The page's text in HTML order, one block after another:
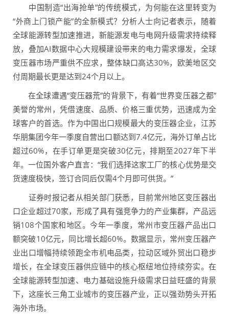
中国制造“出海抢单”的传统模式，为何能在这里转变为
“外商上门锁产能”的全新模式？分析人士向记者表示，随着
全球能源转型加速推进，新能源发电与电网升级需求持续释
放，叠加AI数据中心大规模建设带来的电力需求爆发，全球
变压器市场严重供不应求，整体缺口高达30%，欧美地区交
付周期最长更是达到24个月以上。
在全球遭遇“变压器荒”的背景下，有着“世界变压器之都”
美誉的常州，凭借速度、品质、价格三重优势，迅速成为全
球客户的首选。作为中国出口规模最大的变压器企业，江苏
华朋集团今年一季度自营出口额达到7.4亿元，海外订单占比
超过60%，在手订单更是突破30亿元，排期至2027年下半
年。一位国外客户直言：“我们选择这家工厂的核心优势是交
货速度极快，签订合同后仅需4个月即可供货。”
证券时报记者从相关部门获悉，目前常州地区变压器出
口企业超过70家，形成了具有强竞争力的产业集群，产品远
销108个国家和地区。今年一季度，常州市变压器产品出口
额突破10亿元，同比增长超60%。数据显示，常州变压器产
业出口增幅持续领跑全市机电品类，拉动区域外贸出口稳步
增长，在全球变压器供应链中的核心枢纽地位持续夯实。在
全球能源转型加速、电力基础设施升级需求日益旺盛的背景
下，这座长三角工业城市的变压器产业，正以强劲势头开拓
海外市场。